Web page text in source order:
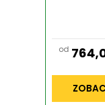
od